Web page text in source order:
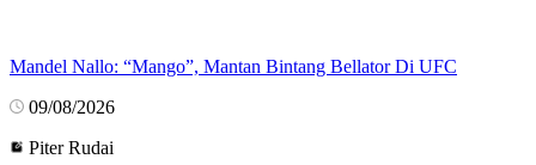
Mandel Nallo: “Mango”, Mantan Bintang Bellator Di UFC
09/08/2026
Piter Rudai